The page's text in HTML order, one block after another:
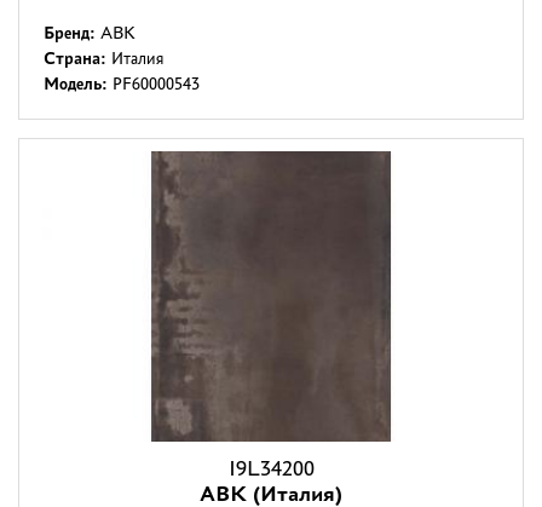
Бренд: ABK
Страна: Италия
Модель: PF60000543
I9L34200
ABK (Италия)